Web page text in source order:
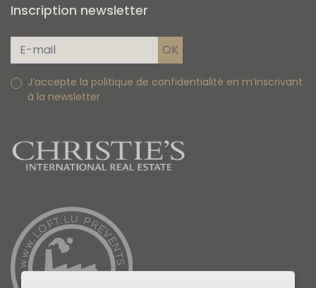
Inscription newsletter
J’accepte la politique de confidentialité en m’inscrivant
à la newsletter